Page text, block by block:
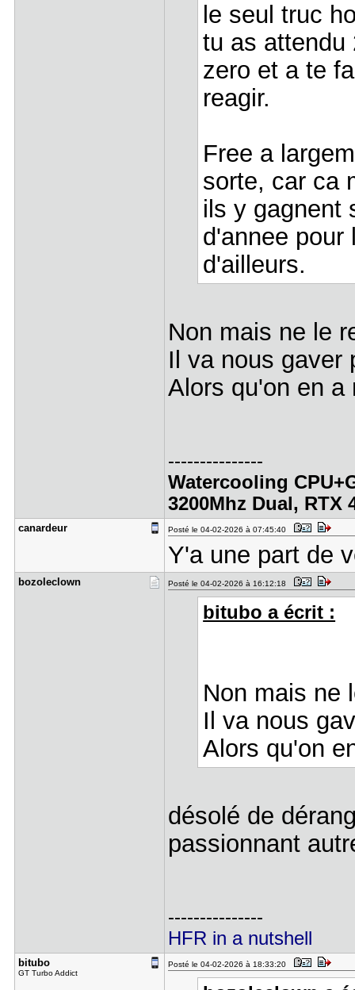
le seul truc
tu as attendu
zero et a te
reagir.
Free a
sorte, car ca
ils y gagnent
d'annee pour
d'ailleurs.
Non mais ne le
Il va nous gaver
Alors qu'on en
---------------
Watercooling
3200Mhz Dual, RTX
canardeur Posté le 04-02-2026 à 07:45:40
Y'a une part de
bozoleclow​n Posté le 04-02-2026 à 16:12:18
bitubo a écrit :
Non mais ne
Il va nous
Alors qu'on
désolé de
passionnant
---------------
HFR in a nutshell
bitubo
GT Turbo Addict
Posté le 04-02-2026 à 18:33:20